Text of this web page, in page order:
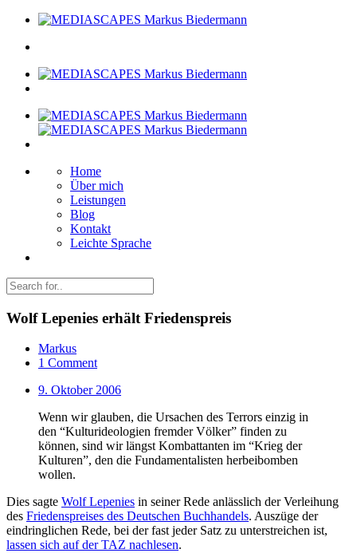
Home
Über mich
Leistungen
Blog
Kontakt
Leichte Sprache
Wolf Lepenies erhält Friedenspreis
Markus
1 Comment
9. Oktober 2006
Wenn wir glauben, die Ursachen des Terrors einzig in
den “Kulturideologien fremder Völker” finden zu
können, sind wir längst Kombattanten im “Krieg der
Kulturen”, den die Fundamentalisten herbeibomben
wollen.
Dies sagte Wolf Lepenies in seiner Rede anlässlich der Verleihung
des Friedenspreises des Deutschen Buchhandels. Auszüge der
eindringlichen Rede, bei der fast jeder Satz zu unterstreichen ist,
lassen sich auf der TAZ nachlesen.